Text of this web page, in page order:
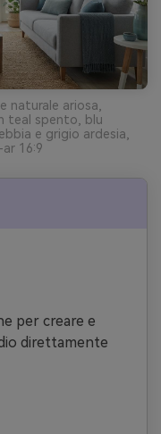
naturale ariosa,
teal spento, blu
e grigio ardesia,
16:9
per creare e
direttamente